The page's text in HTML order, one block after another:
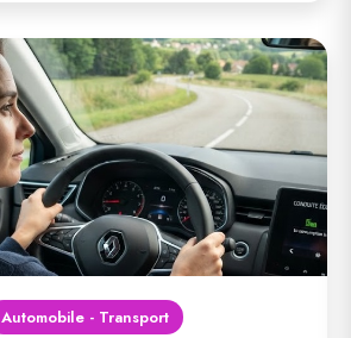
Automobile - Transport